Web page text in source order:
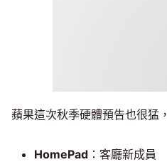
蘋果這次秋季硬體預告也很猛，
HomePad ：客廳新成員